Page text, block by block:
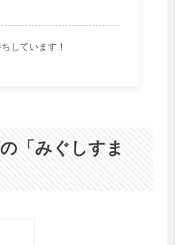
しています！
「みぐしすま